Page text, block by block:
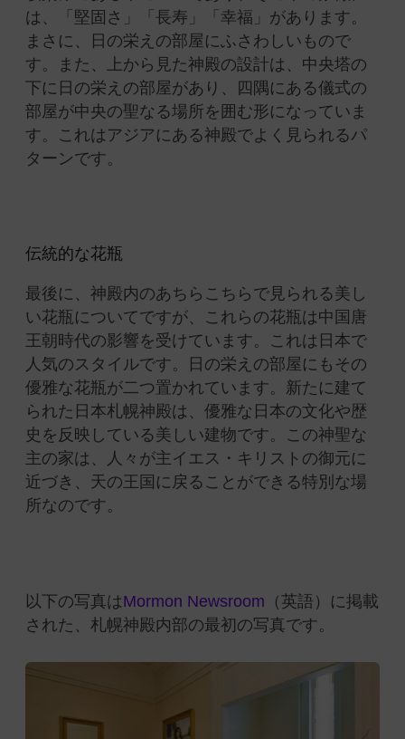
は、「堅固さ」「長寿」「幸福」 があります。
まさに、日の栄えの部屋にふさわしいもので
す。
また、上から見た神殿の設計は、中央塔の
下に日の栄えの部屋があり、四隅にある儀式の
部屋が中央の聖なる場所を囲む形になっていま
す。これはアジアにある神殿でよく 見られるパ
ターンです。
伝統的な花瓶
最後に、神殿内のあちらこちらで 見られる美し
い花瓶についてですが、これらの花瓶は中国唐
王朝時代の影響を受けています。これは日本で
人気のスタイルです。日の栄えの部屋にも その
優雅な花瓶が二つ置かれています。 新たに建て
られた日本札幌神殿は、優雅な日本の文化や歴
史を反映している美しい建物です。 この神聖な
主の家は、人々が主イエス・キリストの御元に
近づき、天の王国に戻ることができる特別な場
所なのです。
以下の写真はMormon Newsroom （英語）に掲載
された、札幌神殿内部の最初の写真です。